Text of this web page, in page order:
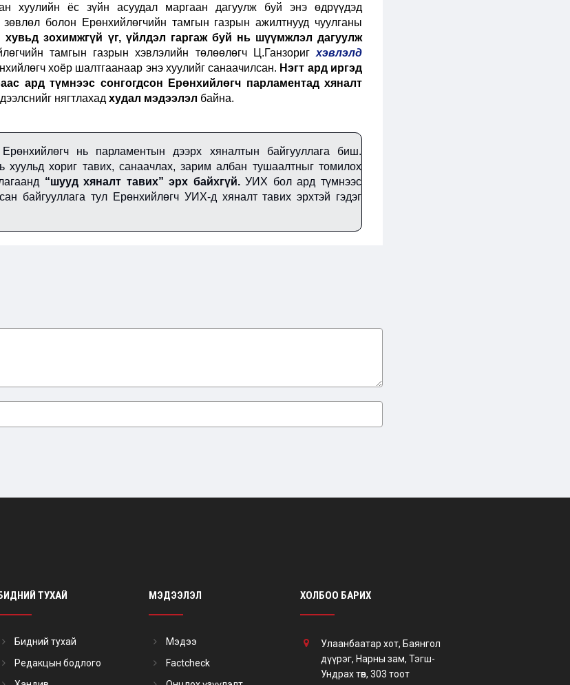
хуулийн ёс зүйн асуудал маргаан дагуулж буй энэ өдрүүдэд
болон Ерөнхийлөгчийн тамгын газрын ажилтнууд чуулганы
хувьд зохимжгүй үг, үйлдэл гаргаж буй нь шүүмжлэл дагуулж
тамгын газрын хэвлэлийн төлөөлөгч Ц.Ганзориг хэвлэлд
хоёр шалтгаанаар энэ хуулийг санаачилсан. Нэгт ард иргэд
ард түмнээс сонгогдсон Ерөнхийлөгч парламентад хяналт
нягтлахад худал мэдээлэл байна.
нь парламентын дээрх хяналтын байгууллага биш.
хуульд хориг тавих, санаачлах, зарим албан тушаалтныг томилох
“шууд хяналт тавих” эрх байхгүй.УИХ бол ард түмнээс
байгууллага тул Ерөнхийлөгч УИХ-д хяналт тавих эрхтэй гэдэг
ТУХАЙ
Бидний тухай
Редакцын бодлого
МЭДЭЭЛЭЛ
Мэдээ
Factcheck
ХОЛБОО БАРИХ
Улаанбаатар хот, Баянгол
дүүрэг, Нарны зам, Тэгш-
Ундрах төв, 303 тоот